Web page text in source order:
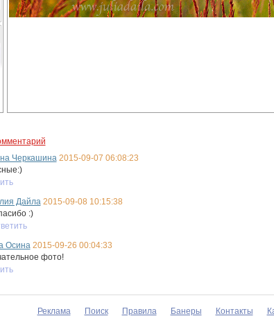
Черкашина 2015-09-07 06:08:23
Дайла 2015-09-08 10:15:38
:)
Осина 2015-09-26 00:04:33
фото!
Реклама Поиск Правила Банеры Контакты